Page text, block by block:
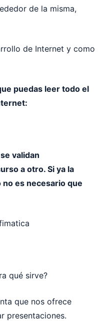
de la misma,
de Internet y como
puedas leer todo el
validan
a otro. Si ya la
es necesario que
qué sirve?
que nos ofrece
presentaciones.